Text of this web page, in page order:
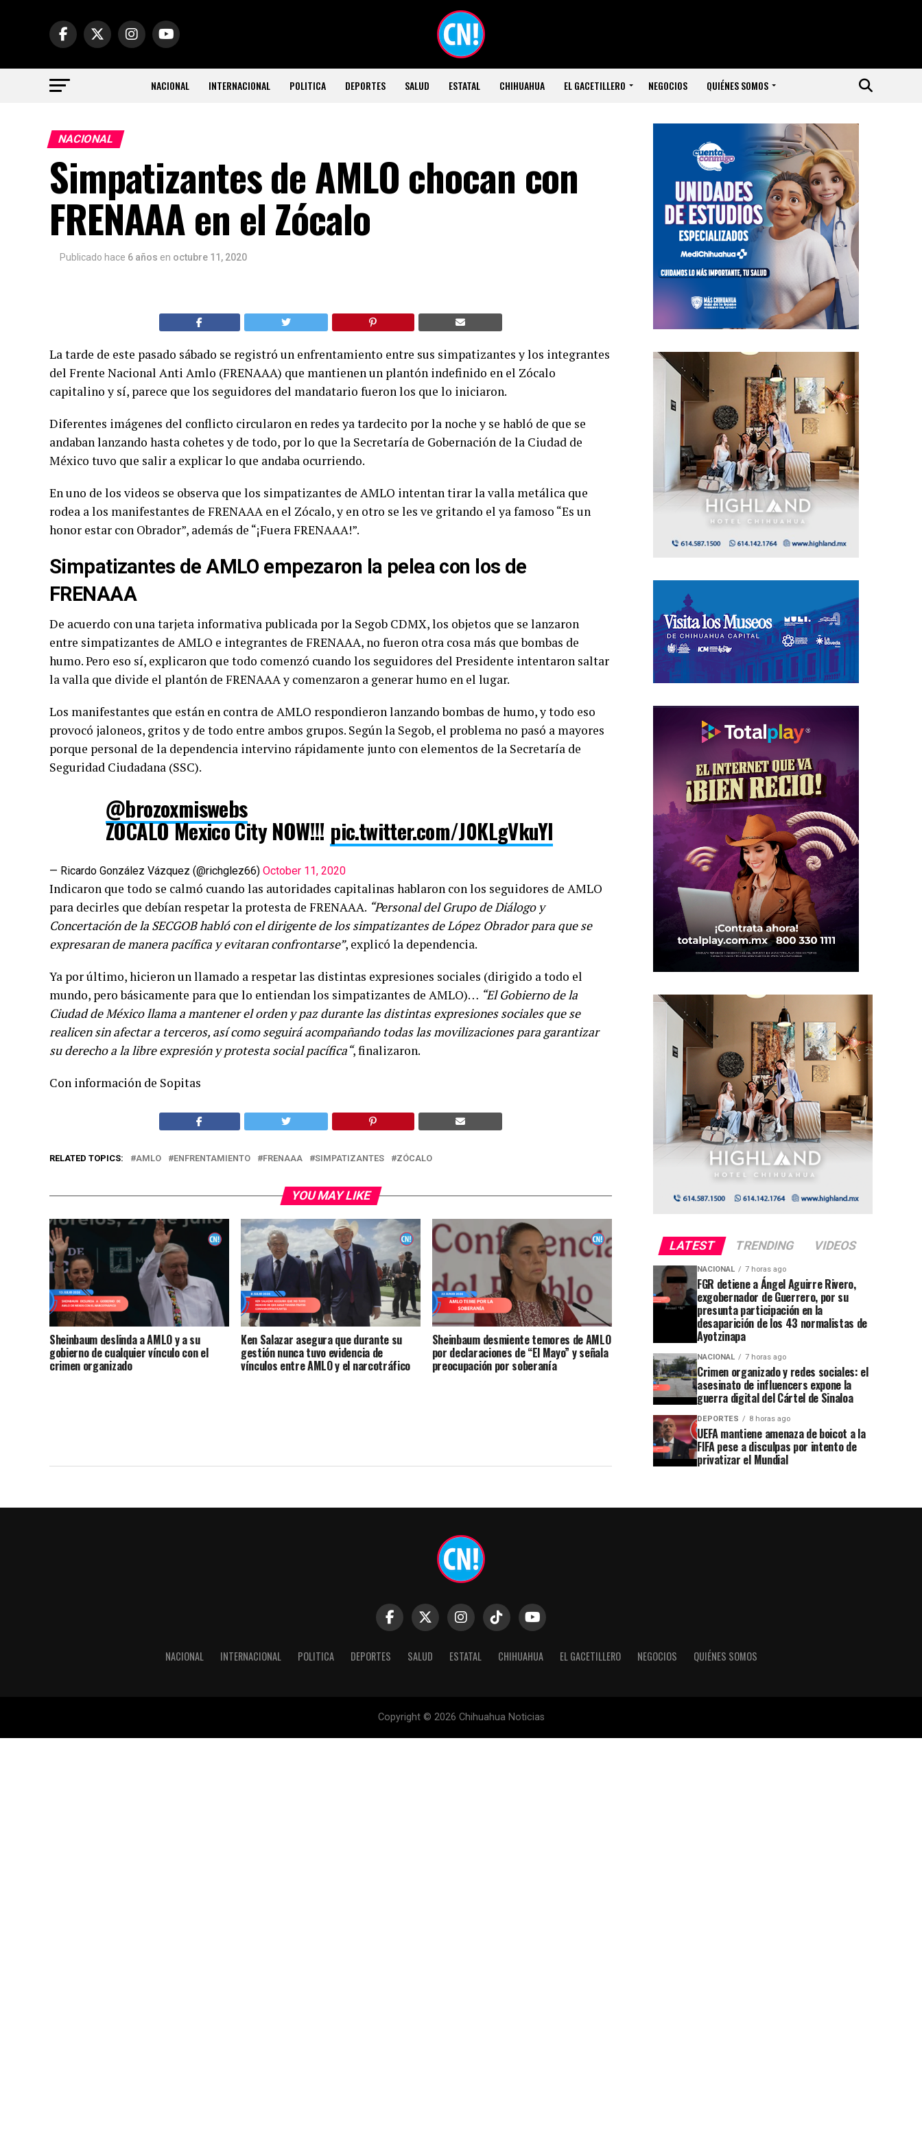
NACIONAL INTERNACIONAL POLITICA DEPORTES SALUD ESTATAL CHIHUAHUA EL GACETILLERO NEGOCIOS QUIÉNES SOMOS
NACIONAL
Simpatizantes de AMLO chocan con
FRENAAA en el Zócalo
Publicado hace 6 años en octubre 11, 2020
La tarde de este pasado sábado se registró un enfrentamiento entre sus simpatizantes y los integrantes
del Frente Nacional Anti Amlo (FRENAAA) que mantienen un plantón indefinido en el Zócalo
capitalino y sí, parece que los seguidores del mandatario fueron los que lo iniciaron.
Diferentes imágenes del conflicto circularon en redes ya tardecito por la noche y se habló de que se
andaban lanzando hasta cohetes y de todo, por lo que la Secretaría de Gobernación de la Ciudad de
México tuvo que salir a explicar lo que andaba ocurriendo.
En uno de los videos se observa que los simpatizantes de AMLO intentan tirar la valla metálica que
rodea a los manifestantes de FRENAAA en el Zócalo, y en otro se les ve gritando el ya famoso “Es un
honor estar con Obrador”, además de “¡Fuera FRENAAA!”.
Simpatizantes de AMLO empezaron la pelea con los de
FRENAAA
De acuerdo con una tarjeta informativa publicada por la Segob CDMX, los objetos que se lanzaron
entre simpatizantes de AMLO e integrantes de FRENAAA, no fueron otra cosa más que bombas de
humo. Pero eso sí, explicaron que todo comenzó cuando los seguidores del Presidente intentaron saltar
la valla que divide el plantón de FRENAAA y comenzaron a generar humo en el lugar.
Los manifestantes que están en contra de AMLO respondieron lanzando bombas de humo, y todo eso
provocó jaloneos, gritos y de todo entre ambos grupos. Según la Segob, el problema no pasó a mayores
porque personal de la dependencia intervino rápidamente junto con elementos de la Secretaría de
Seguridad Ciudadana (SSC).
@brozoxmiswebs
ZOCALO Mexico City NOW!!! pic.twitter.com/J0KLgVkuYl
— Ricardo González Vázquez (@richglez66) October 11, 2020
Indicaron que todo se calmó cuando las autoridades capitalinas hablaron con los seguidores de AMLO
para decirles que debían respetar la protesta de FRENAAA. “Personal del Grupo de Diálogo y
Concertación de la SECGOB habló con el dirigente de los simpatizantes de López Obrador para que se
expresaran de manera pacífica y evitaran confrontarse”, explicó la dependencia.
Ya por último, hicieron un llamado a respetar las distintas expresiones sociales (dirigido a todo el
mundo, pero básicamente para que lo entiendan los simpatizantes de AMLO)… “El Gobierno de la
Ciudad de México llama a mantener el orden y paz durante las distintas expresiones sociales que se
realicen sin afectar a terceros, así como seguirá acompañando todas las movilizaciones para garantizar
su derecho a la libre expresión y protesta social pacífica“, finalizaron.
Con información de Sopitas
RELATED TOPICS: AMLO ENFRENTAMIENTO FRENAAA SIMPATIZANTES ZÓCALO
YOU MAY LIKE
Sheinbaum deslinda a AMLO y a su
gobierno de cualquier vínculo con el
crimen organizado
Ken Salazar asegura que durante su
gestión nunca tuvo evidencia de
vínculos entre AMLO y el narcotráfico
Sheinbaum desmiente temores de AMLO
por declaraciones de “El Mayo” y señala
preocupación por soberanía
LATEST TRENDING VIDEOS
NACIONAL 7 horas ago
FGR detiene a Ángel Aguirre Rivero,
exgobernador de Guerrero, por su
presunta participación en la
desaparición de los 43 normalistas de
Ayotzinapa
NACIONAL 7 horas ago
Crimen organizado y redes sociales: el
asesinato de influencers expone la
guerra digital del Cártel de Sinaloa
DEPORTES 8 horas ago
UEFA mantiene amenaza de boicot a la
FIFA pese a disculpas por intento de
privatizar el Mundial
NACIONAL INTERNACIONAL POLITICA DEPORTES SALUD ESTATAL CHIHUAHUA EL GACETILLERO NEGOCIOS QUIÉNES SOMOS
Copyright © 2026 Chihuahua Noticias